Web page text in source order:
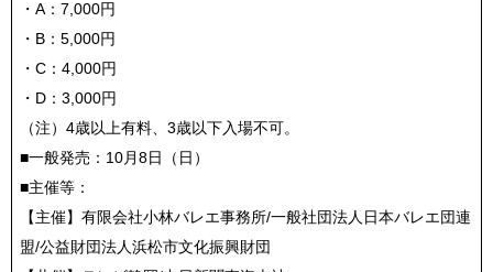
・A：7,000円
・B：5,000円
・C：4,000円
・D：3,000円
（注）4歳以上有料、3歳以下入場不可。
■一般発売：10月8日（日）
■主催等：
【主催】有限会社小林バレエ事務所/一般社団法人日本バレエ団連
盟/公益財団法人浜松市文化振興財団